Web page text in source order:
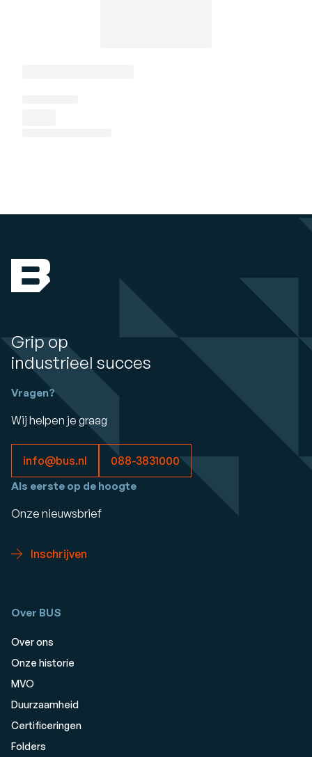
Grip op
industrieel succes
Vragen?
Wij helpen je graag
info@bus.nl 088-3831000
Als eerste op de hoogte
Onze nieuwsbrief
Inschrijven
Over BUS
Over ons
Onze historie
MVO
Duurzaamheid
Certificeringen
Folders